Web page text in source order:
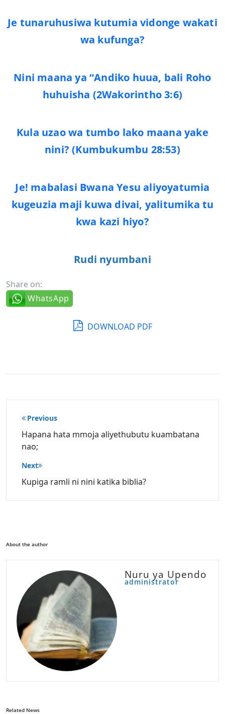
Je tunaruhusiwa kutumia vidonge wakati
wa kufunga?
Nini maana ya “Andiko huua, bali Roho
huhuisha (2Wakorintho 3:6)
Kula uzao wa tumbo lako maana yake
nini? (Kumbukumbu 28:53)
Je! mabalasi Bwana Yesu aliyoyatumia
kugeuzia maji kuwa divai, yalitumika tu
kwa kazi hiyo?
Rudi nyumbani
Share on:
WhatsApp
DOWNLOAD PDF
Post
navigation
Previous
Hapana hata mmoja aliyethubutu kuambatana
nao;
Next
Kupiga ramli ni nini katika biblia?
About the author
Nuru ya Upendo
administrator
Related News